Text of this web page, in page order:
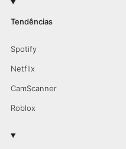
Tendências
Spotify
Netflix
CamScanner
Roblox